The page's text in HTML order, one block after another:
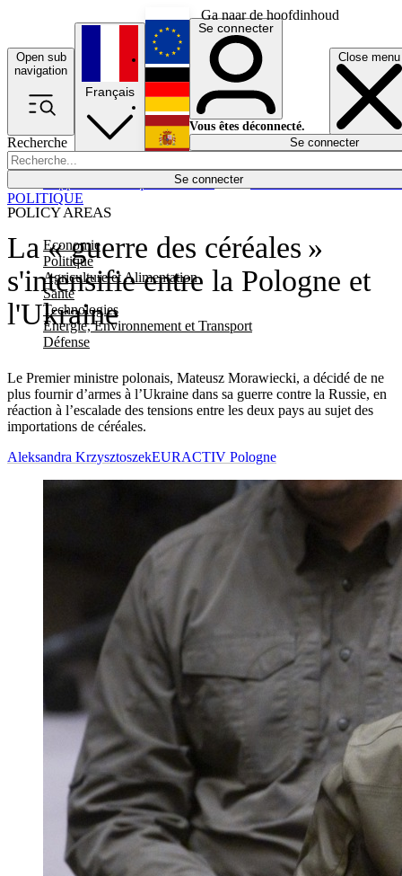
Ga naar de hoofdinhoud
Open sub
navigation
Close menu
Recherche
Se connecter
POLICY AREAS
Economie
Politique
Agriculture et Alimentation
Santé
Technologies
Energie, Environnement et Transport
Défense
Économie
Français
English
Deutsch
Español
Se connecter
Vous êtes déconnecté.
Se connecter
La « guerre des céréales »
s'intensifie entre la Pologne et
l'Ukraine
Le Premier ministre polonais, Mateusz Morawiecki, a décidé de ne
plus fournir d’armes à l’Ukraine dans sa guerre contre la Russie, en
réaction à l’escalade des tensions entre les deux pays au sujet des
importations de céréales.
POLITIQUE
Aleksandra KrzysztoszekEURACTIV Pologne